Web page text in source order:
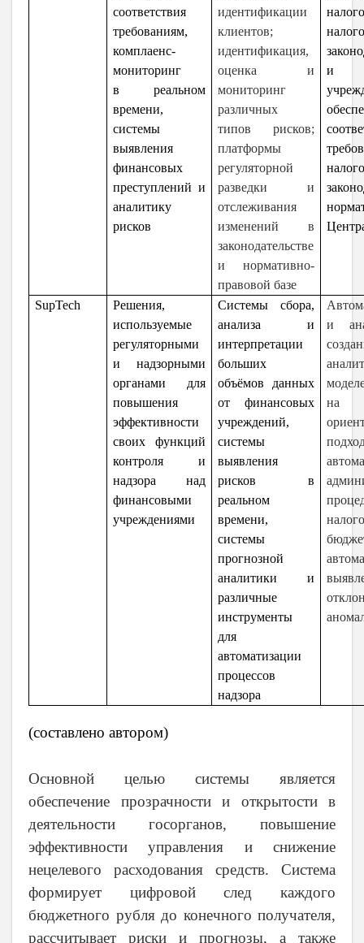
соответствия
требованиям,
комплаенс-
мониторинг
в реальном
времени,
системы
выявления
финансовых
преступлений и
аналитику
рисков
идентификации
клиентов;
идентификация,
оценка и
мониторинг
различных
типов рисков;
платформы
регуляторной
разведки и
отслеживания
изменений в
законодательстве
и нормативно-
правовой базе
и
SupTech
Решения,
используемые
регуляторными
и надзорными
органами для
повышения
эффективности
своих функций
контроля и
надзора над
финансовыми
учреждениями
Системы сбора,
анализа и
интерпретации
больших
объёмов данных
от финансовых
учреждений,
системы
выявления
рисков в
реальном
времени,
системы
прогнозной
аналитики и
различные
инструменты
для
автоматизации
процессов
надзора
и
(составлено автором)
Основной целью системы является
обеспечение прозрачности и открытости в
деятельности госорганов, повышение
эффективности управления и снижение
нецелевого расходования средств. Система
формирует цифровой след каждого
бюджетного рубля до конечного получателя,
рассчитывает риски и прогнозы, а также